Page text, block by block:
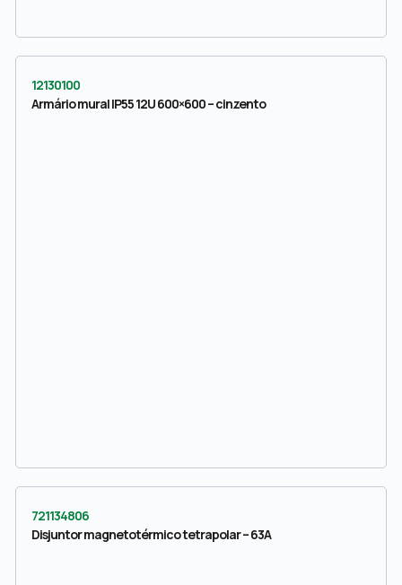
12130100
Armário mural IP55 12U 600×600 – cinzento
721134806
Disjuntor magnetotérmico tetrapolar – 63A